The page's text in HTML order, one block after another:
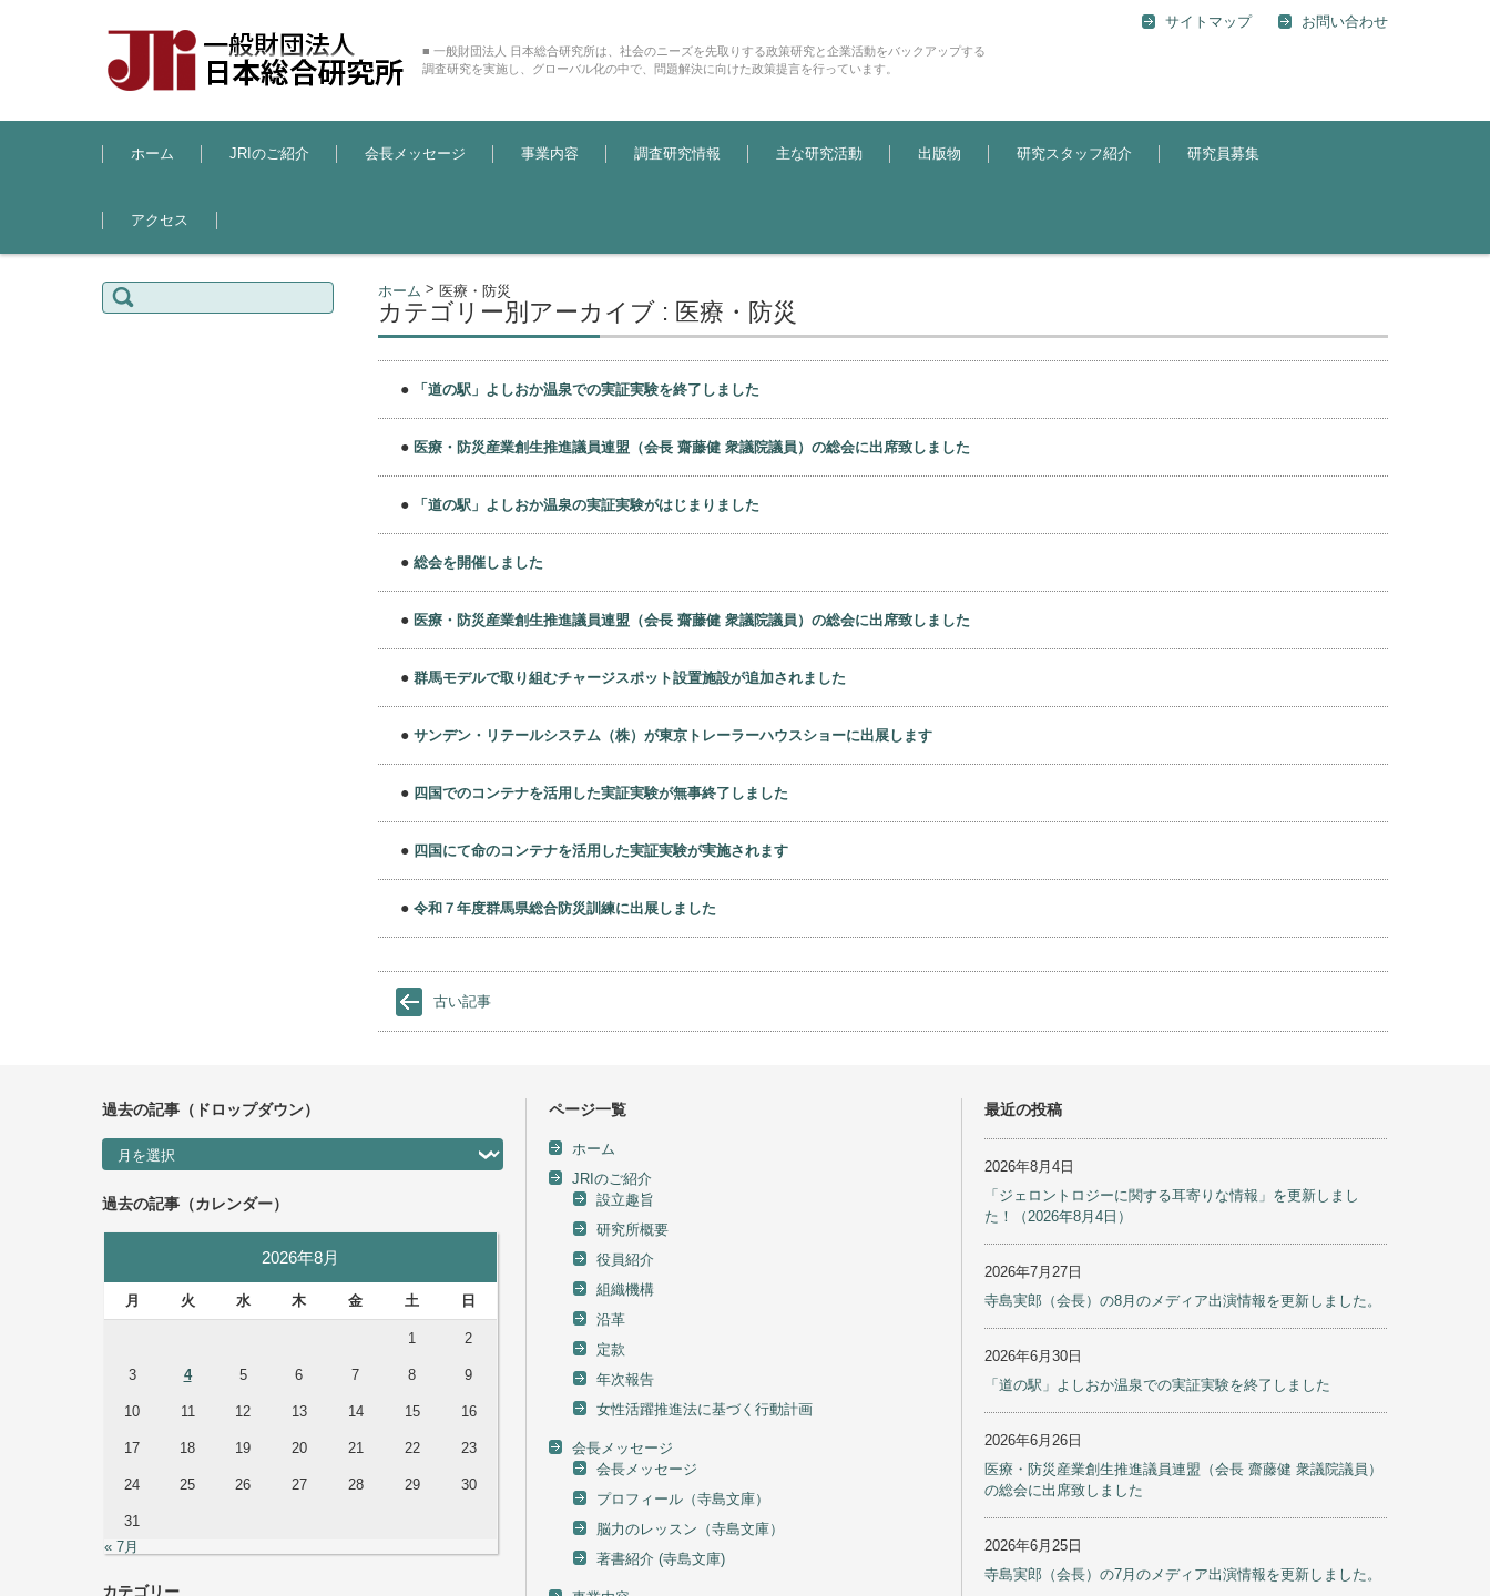
■ 一般財団法人 日本総合研究所は、社会のニーズを先取りする政策研究と企業活動をバックアップする
調査研究を実施し、グローバル化の中で、問題解決に向けた政策提言を行っています。
サイトマップ お問い合わせ
コンテンツに移動
ホーム
JRIのご紹介 会長メッセージ 事業内容 調査研究情報 主な研究活動 出版物 研究スタッフ紹介 研究員募集
アクセス
ホーム > 医療・防災
カテゴリー別アーカイブ : 医療・防災
● 「道の駅」よしおか温泉での実証実験を終了しました
● 医療・防災産業創生推進議員連盟（会長 齋藤健 衆議院議員）の総会に出席致しました
● 「道の駅」よしおか温泉の実証実験がはじまりました
● 総会を開催しました
● 医療・防災産業創生推進議員連盟（会長 齋藤健 衆議院議員）の総会に出席致しました
● 群馬モデルで取り組むチャージスポット設置施設が追加されました
● サンデン・リテールシステム（株）が東京トレーラーハウスショーに出展します
● 四国でのコンテナを活用した実証実験が無事終了しました
● 四国にて命のコンテナを活用した実証実験が実施されます
● 令和７年度群馬県総合防災訓練に出展しました
古い記事
検索:
過去の記事（ドロップダウン）
過去の記事（ドロップダウン）
過去の記事（カレンダー）
2026年8月
月 火 水 木 金 土 日
1 2
3 4 5 6 7 8 9
10 11 12 13 14 15 16
17 18 19 20 21 22 23
24 25 26 27 28 29 30
31
« 7月
カテゴリー
ページ一覧
ホーム
JRIのご紹介
設立趣旨
研究所概要
役員紹介
組織機構
沿革
定款
年次報告
女性活躍推進法に基づく行動計画
会長メッセージ
会長メッセージ
プロフィール（寺島文庫）
脳力のレッスン（寺島文庫）
著書紹介 (寺島文庫)
最近の投稿
2026年8月4日
「ジェロントロジーに関する耳寄りな情報」を更新しまし
た！（2026年8月4日）
2026年7月27日
寺島実郎（会長）の8月のメディア出演情報を更新しました。
2026年6月30日
「道の駅」よしおか温泉での実証実験を終了しました
2026年6月26日
医療・防災産業創生推進議員連盟（会長 齋藤健 衆議院議員）
の総会に出席致しました
2026年6月25日
寺島実郎（会長）の7月のメディア出演情報を更新しました。